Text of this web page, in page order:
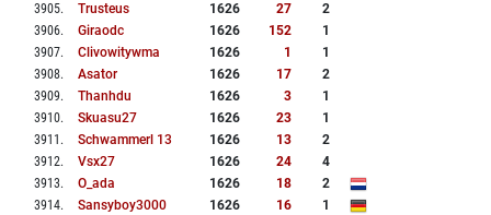
3905. Trusteus 1626 27
2
3906. Giraodc 1626 152
1
3907. Clivowitywma 1626 1
1
3908. Asator 1626 17
2
3909. Thanhdu 1626 3
1
3910. Skuasu27 1626 23
1
3911 . Schwammerl 13 1626 13
2
3912. Vsx27 1626 24
4
3913. O_ada 1626 18
2
3914. Sansyboy3000 1626 16
1